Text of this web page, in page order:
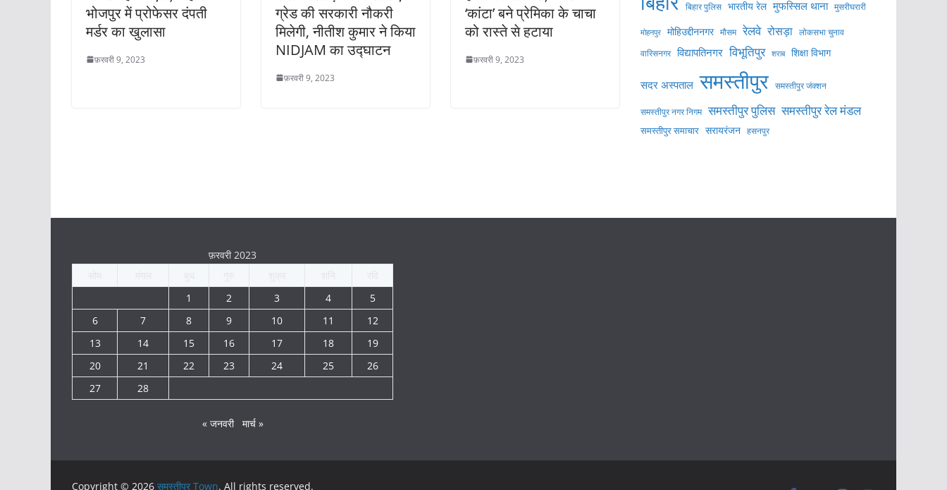
भोजपुर में प्रोफेसर दंपती
मर्डर का खुलासा
फ़रवरी 9, 2023
ग्रेड की सरकारी नौकरी
मिलेगी, नीतीश कुमार ने किया
NIDJAM का उद्घाटन
फ़रवरी 9, 2023
‘कांटा’ बने प्रेमिका के चाचा
को रास्ते से हटाया
फ़रवरी 9, 2023
बिहार पुलिस भारतीय रेल मुफस्सिल थाना मुसरीघरारी
मोहनपुर मोहिउद्दीननगर मौसम रेलवे रोसड़ा लोकसभा चुनाव
वारिसनगर विद्यापतिनगर विभूतिपुर शराब शिक्षा विभाग
सदर अस्पताल समस्तीपुर समस्तीपुर जंक्शन
समस्तीपुर नगर निगम समस्तीपुर पुलिस समस्तीपुर रेल मंडल
समस्तीपुर समाचार सरायरंजन हसनपुर
फ़रवरी 2023
1
2 3 4
5
6
7 8 9 10 11
12
13
14 15 16 17 18
19
20
21 22 23 24 25
26
27
28
« जनवरी मार्च »
Copyright © 2026 समस्तीपुर Town. All rights reserved.